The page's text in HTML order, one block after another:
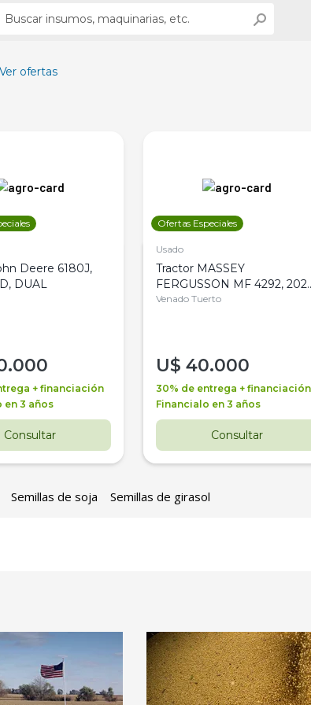
Ver ofertas
Deere 6180J,
DUAL
+ financiación
en 3 años
Consultar
Ofertas Especiales
Usado
Tractor MASSEY
FERGUSSON MF 4292,
4WD, PATON
Venado Tuerto
U$ 40.000
30% de entrega + financiación
Financialo en 3 años
Consultar
Semillas de soja Semillas de girasol